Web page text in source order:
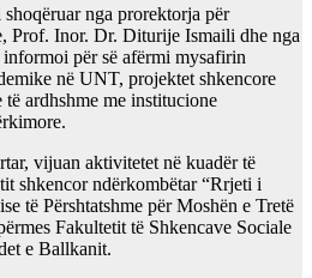
nga prorektorja për
Prof. Inor. Dr. Diturije Ismaili dhe nga
për së afërmi mysafirin
në UNT, projektet shkencore
ardhshme me institucione
vijuan aktivitetet në kuadër të
shkencor ndërkombëtar “Rrjeti i
të Përshtatshme për Moshën e Tretë
Fakultetit të Shkencave Sociale
e Ballkanit.